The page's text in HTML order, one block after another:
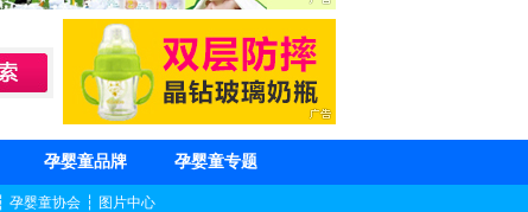
孕婴童品牌 孕婴童专题
┆ 孕婴童协会 ┆ 图片中心